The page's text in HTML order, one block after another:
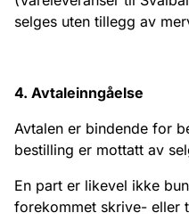
selges uten tillegg av
4. Avtaleinngåelse
Avtalen er bindende for
bestilling er mottatt av
En part er likevel ikke
forekommet skrive- eller